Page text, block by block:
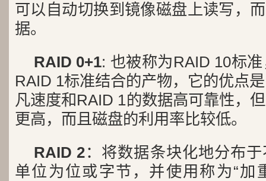
可以自动切换到镜像磁盘上读写，
据。
RAID 0+1: 也被称为RAID 10标
RAID 1标准结合的产物，它的优点
凡速度和RAID 1的数据高可靠性，
更高，而且磁盘的利用率比较低。
RAID 2：将数据条块化地分布
单位为位或字节，并使用称为“加